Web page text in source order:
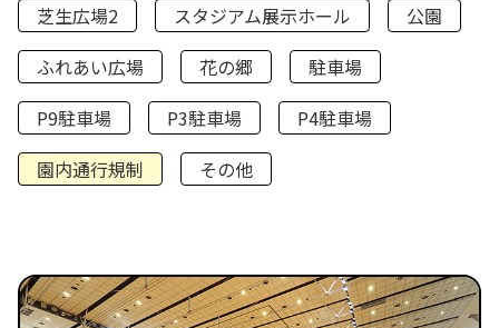
芝生広場2
スタジアム展示ホール
公園
ふれあい広場
花の郷
駐車場
P9駐車場
P3駐車場
P4駐車場
園内通行規制
その他